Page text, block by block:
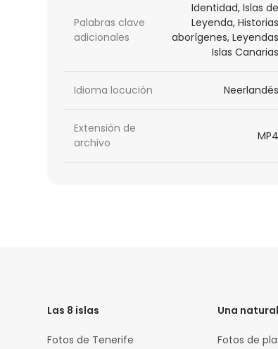
Palabras clave
adicionales
Identidad, Islas de
Leyenda, Historias
aborígenes, Leyendas
Islas Canarias
Idioma locución Neerlandés
Extensión de
archivo
MP4
Las 8 islas
Fotos de Tenerife
Una
Fotos de